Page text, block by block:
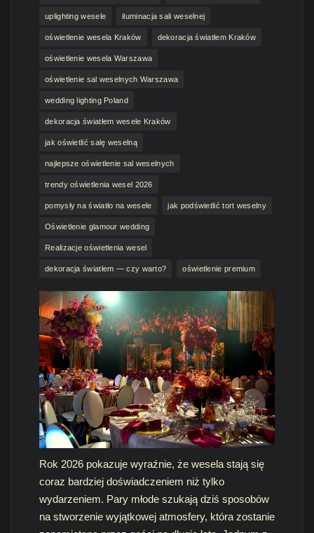
uplighting wesele iluminacja sali weselnej
oświetlenie wesela Kraków dekoracja światłem Kraków
oświetlenie wesela Warszawa
oświetlenie sal weselnych Warszawa
wedding lighting Poland
dekoracja światłem wesele Kraków
jak oświetlić salę weselną
najlepsze oświetlenie sal weselnych
trendy oświetlenia wesel 2026
pomysły na światło na wesele jak podświetlić tort weselny
Oświetlenie glamour wedding
Realizacje oświetlenia wesel
dekoracja światłem — czy warto? oświetlenie premium
Rok 2026 pokazuje wyraźnie, że wesela stają się
coraz bardziej doświadczeniem niż tylko
wydarzeniem. Pary młode szukają dziś sposobów
na stworzenie wyjątkowej atmosfery, która zostanie